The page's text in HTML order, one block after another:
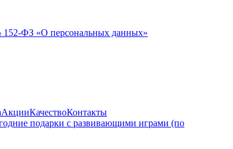
152-ФЗ «О персональных данных»
АкцииКачествоКонтакты
подарки с развивающими играми (по